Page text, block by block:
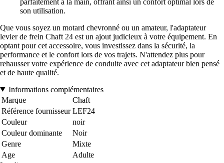
son utilisation.
Que vous soyez un motard chevronné ou un amateur, l'adaptateur
levier de frein Chaft 24 est un ajout judicieux à votre équipement. En
optant pour cet accessoire, vous investissez dans la sécurité, la
performance et le confort lors de vos trajets. N'attendez plus pour
rehausser votre expérience de conduite avec cet adaptateur bien pensé
et de haute qualité.
Informations complémentaires
Marque
Chaft
Référence fournisseur LEF24
Couleur
noir
Couleur dominante
Noir
Genre
Mixte
Age
Adulte